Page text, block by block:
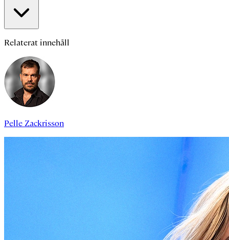
Relaterat innehåll
Pelle Zackrisson